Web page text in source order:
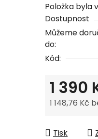
z
5
hvězdiček.
Položka byla
Dostupnost
Můžeme
do:
Kód:
1 390
1 148,76 Kč
Tisk